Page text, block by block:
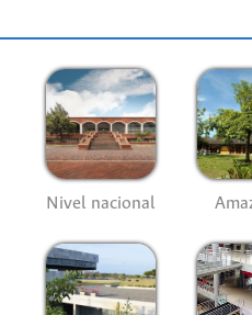
Nivel nacional